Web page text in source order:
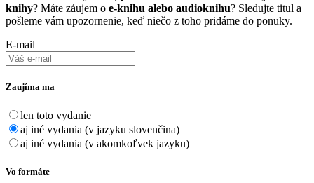
knihy? Máte záujem o e-knihu alebo audioknihu? Sledujte titul a
pošleme vám upozornenie, keď niečo z toho pridáme do ponuky.
E-mail
Zaujíma ma
len toto vydanie
aj iné vydania (v jazyku slovenčina)
aj iné vydania (v akomkoľvek jazyku)
Vo formáte